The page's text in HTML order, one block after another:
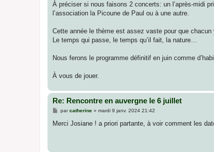
À préciser si nous faisons 2 concerts: un l’après-midi
l’association la Picoune de Paul ou à une autre.
Cette année le thème est assez vaste pour que chacun
Le temps qui passe, le temps qu’il fait, la nature…
Nous ferons le programme définitif en juin comme
À vous de jouer.
Re: Rencontre en auvergne le 6 juillet
M
s
parcatherine» mardi 9 janv. 2024 21:42
Merci Josiane ! a priori partante, à voir comment les